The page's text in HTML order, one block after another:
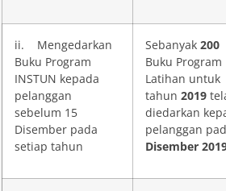
ii. Mengedarkan
Buku Program
INSTUN kepada
pelanggan
sebelum 15
Disember pada
setiap tahun
Sebanyak 200
Buku Program
Latihan untuk
tahun 2019
diedarkan
pelanggan
Disember